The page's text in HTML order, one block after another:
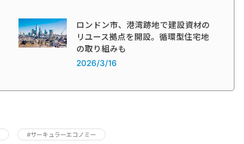
ロンドン市、港湾跡地で建設資材の
リユース拠点を開設。循環型住宅地
の取り組みも
2026/3/16
#サーキュラーエコノミー